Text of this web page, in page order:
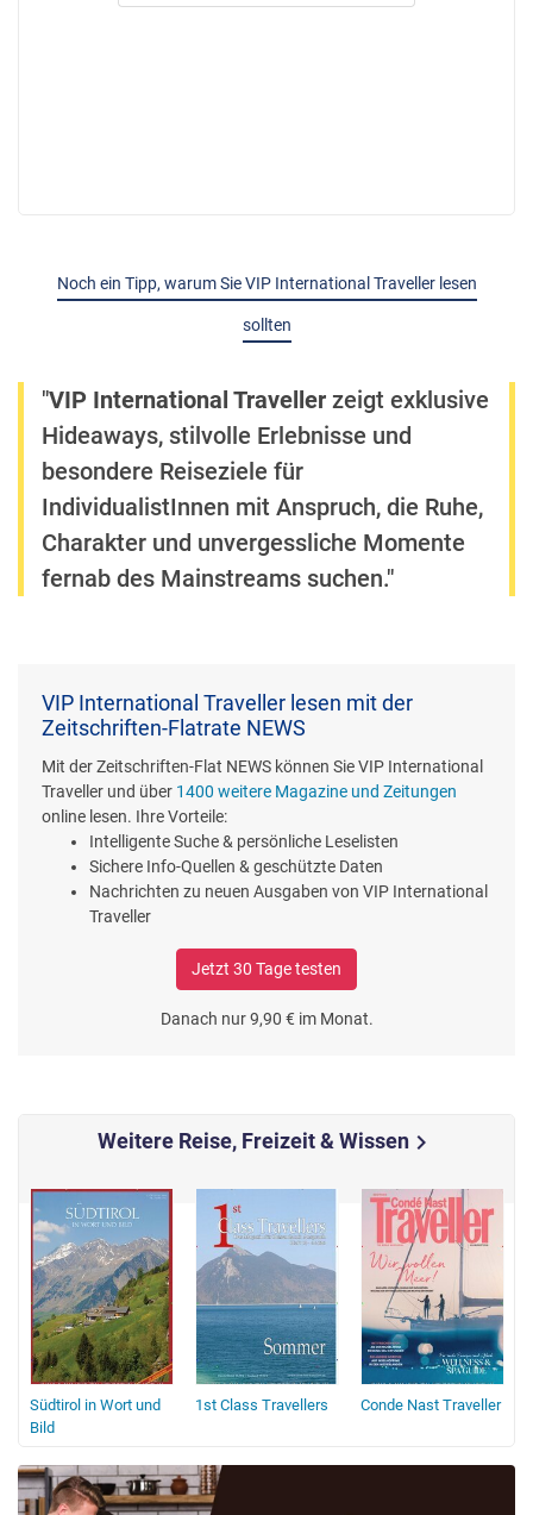
Noch ein Tipp, warum Sie VIP International Traveller lesen
sollten
"VIP International Traveller zeigt exklusive
Hideaways, stilvolle Erlebnisse und
besondere Reiseziele für
IndividualistInnen mit Anspruch, die Ruhe,
Charakter und unvergessliche Momente
fernab des Mainstreams suchen."
VIP International Traveller lesen mit der
Zeitschriften-Flatrate NEWS
Mit der Zeitschriften-Flat NEWS können Sie VIP International
Traveller und über 1400 weitere Magazine und Zeitungen
online lesen. Ihre Vorteile:
Intelligente Suche & persönliche Leselisten
Sichere Info-Quellen & geschützte Daten
Nachrichten zu neuen Ausgaben von VIP International
Traveller
Jetzt 30 Tage testen
Danach nur 9,90 € im Monat.
Weitere Reise, Freizeit & Wissenchevron_right
Südtirol in Wort und
Bild
1st Class Travellers Conde Nast Traveller